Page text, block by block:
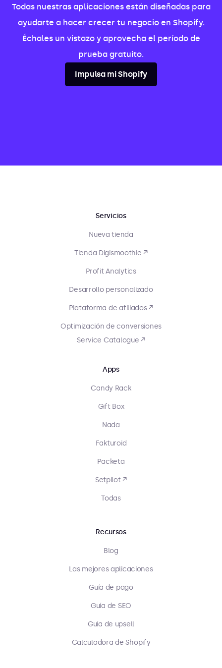
Todas nuestras aplicaciones están diseñadas para
ayudarte a hacer crecer tu negocio en Shopify.
Échales un vistazo y aprovecha el período de
prueba gratuito.
Impulsa mi Shopify
Servicios
Nueva tienda
Tienda Digismoothie ↗
Profit Analytics
Desarrollo personalizado
Plataforma de afiliados ↗
Optimización de conversiones
Service Catalogue ↗
Apps
Candy Rack
Gift Box
Nada
Fakturoid
Packeta
Setpilot ↗
Todas
Recursos
Blog
Las mejores aplicaciones
Guía de pago
Guía de SEO
Guía de upsell
Calculadora de Shopify